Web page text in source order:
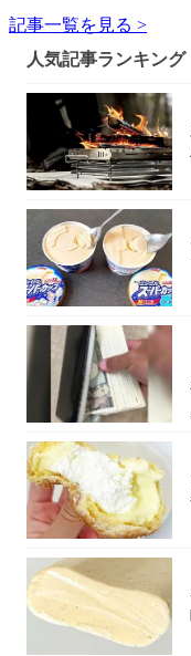
記事一覧を見る >
人気記事ランキング